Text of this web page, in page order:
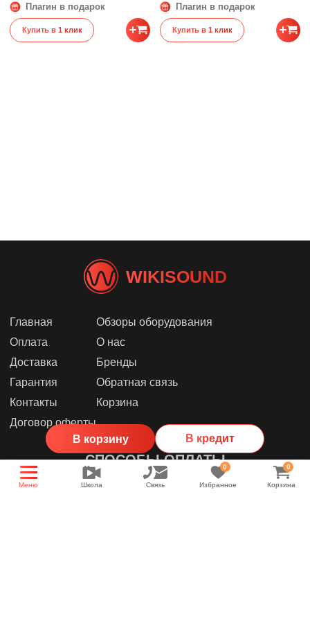
В корзину В кредит
Плагин в подарок
Купить в 1 клик
Плагин в подарок
Купить в 1 клик
WIKISOUND
Главная
Оплата
Доставка
Гарантия
Контакты
Договор оферты
Обзоры оборудования
О нас
Бренды
Обратная связь
Корзина
СПОСОБЫ ОПЛАТЫ
Меню Школа Связь
0
Избранное
0
Корзина